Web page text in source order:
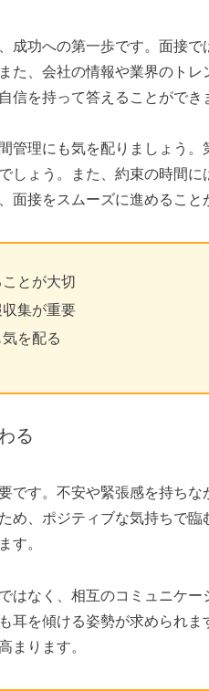
成功への第一歩です。面接
た、会社の情報や業界のト
信を持って答えることができ
管理にも気を配りましょう
しょう。また、約束の時間に
面接をスムーズに進めること
とが大切
集が重要
を配る
る
です。不安や緊張感を持ち
め、ポジティブな気持ちで
す。
はなく、相互のコミュニケ
耳を傾ける姿勢が求められ
まります。